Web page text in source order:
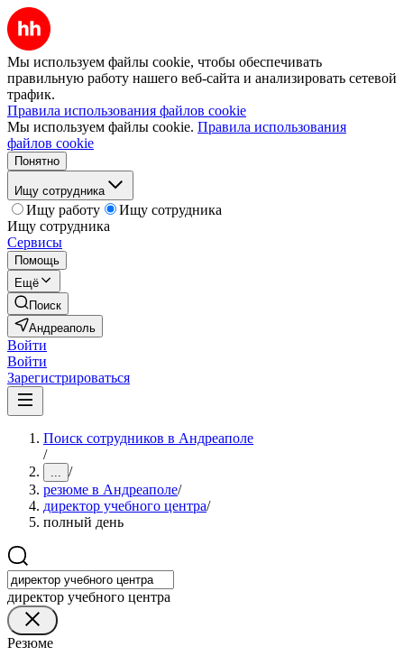
Мы используем файлы cookie, чтобы обеспечивать
правильную работу нашего веб-сайта и анализировать сетевой
трафик.
Правила использования файлов cookie
Мы используем файлы cookie. Правила использования
файлов cookie
Понятно
Ищу сотрудника
Ищу работу
Ищу сотрудника
Ищу сотрудника
Сервисы
Помощь
Ещё
Поиск
Андреаполь
Войти
Войти
Зарегистрироваться
Поиск сотрудников в Андреаполе
/
... /
резюме в Андреаполе/
директор учебного центра/
полный день
директор учебного центра
Резюме